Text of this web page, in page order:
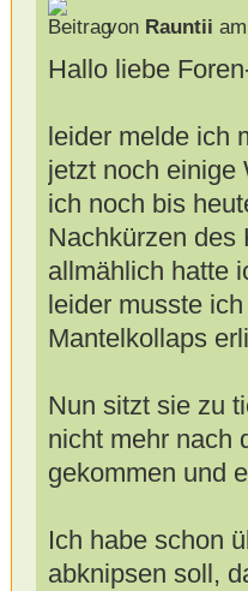
von Rauntii
Hallo liebe
leider melde ich
jetzt noch einige
ich noch bis
Nachkürzen des
allmählich hatte
leider musste
Mantelkollaps
Nun sitzt sie zu
nicht mehr nach
gekommen und
Ich habe schon
abknipsen soll,